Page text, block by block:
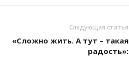
Следующая статья
«Сложно жить. А тут – такая
радость»: